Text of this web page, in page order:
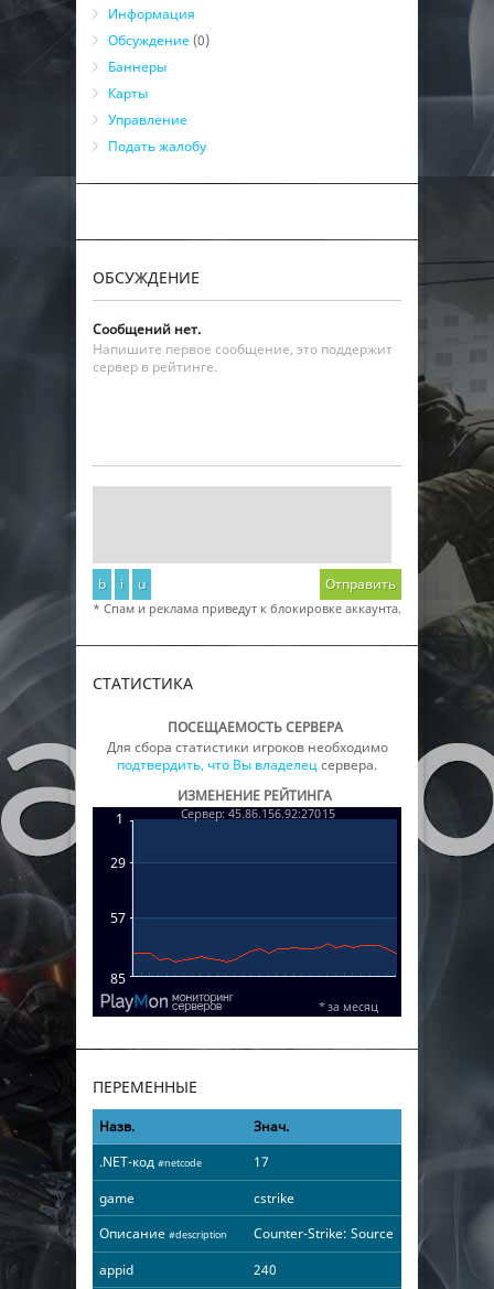
26
Информация
Обсуждение (0)
Баннеры
Карты
Управление
Подать жалобу
ОБСУЖДЕНИЕ
Сообщений нет.
Напишите первое сообщение, это поддержит
сервер в рейтинге.
b i u Отправить
* Спам и реклама приведут к блокировке аккаунта.
СТАТИСТИКА
ПОСЕЩАЕМОСТЬ СЕРВЕРА
Для сбора статистики игроков необходимо
подтвердить, что Вы владелецсервера.
ИЗМЕНЕНИЕ РЕЙТИНГА
ПЕРЕМЕННЫЕ
Назв.
Знач.
.NET-код #netcode
17
game
cstrike
Описание #description
Counter-Strike: Source
appid
240